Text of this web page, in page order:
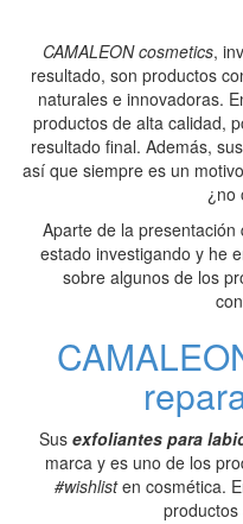
CAMALEON cosmetics,
resultado, son productos
naturales e innovadoras.
productos de alta calidad,
resultado final. Además,
así que siempre es un
¿no
Aparte de la presentación
estado investigando y he
sobre algunos de los
Sus exfoliantes para
marca y es uno de los
#wishlisten cosmética.
productos